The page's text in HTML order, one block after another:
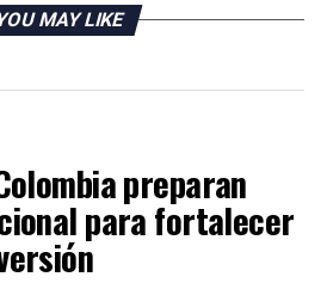
MAY LIKE
preparan
para fortalecer